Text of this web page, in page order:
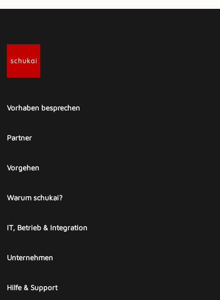
Vorhaben besprechen
Partner
Vorgehen
Warum schukai?
IT, Betrieb & Integration
Unternehmen
Hilfe & Support